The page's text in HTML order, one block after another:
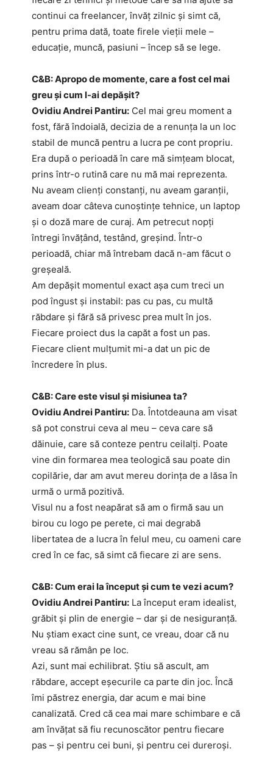
continui ca freelancer, învăț zilnic și simt că,
pentru prima dată, toate firele vieții mele –
educație, muncă, pasiuni – încep să se lege.
C&B: Apropo de momente, care a fost cel mai
greu și cum l-ai depășit?
Ovidiu Andrei Pantiru: Cel mai greu moment a
fost, fără îndoială, decizia de a renunța la un loc
stabil de muncă pentru a lucra pe cont propriu.
Era după o perioadă în care mă simțeam blocat,
prins într-o rutină care nu mă mai reprezenta.
Nu aveam clienți constanți, nu aveam garanții,
aveam doar câteva cunoștințe tehnice, un laptop
și o doză mare de curaj. Am petrecut nopți
întregi învățând, testând, greșind. Într-o
perioadă, chiar mă întrebam dacă n-am făcut o
greșeală.
Am depășit momentul exact așa cum treci un
pod îngust și instabil: pas cu pas, cu multă
răbdare și fără să privesc prea mult în jos.
Fiecare proiect dus la capăt a fost un pas.
Fiecare client mulțumit mi-a dat un pic de
încredere în plus.
C&B: Care este visul și misiunea ta?
Ovidiu Andrei Pantiru: Da. Întotdeauna am visat
să pot construi ceva al meu – ceva care să
dăinuie, care să conteze pentru ceilalți. Poate
vine din formarea mea teologică sau poate din
copilărie, dar am avut mereu dorința de a lăsa în
urmă o urmă pozitivă.
Visul nu a fost neapărat să am o firmă sau un
birou cu logo pe perete, ci mai degrabă
libertatea de a lucra în felul meu, cu oameni care
cred în ce fac, să simt că fiecare zi are sens.
C&B: Cum erai la început și cum te vezi acum?
Ovidiu Andrei Pantiru: La început eram idealist,
grăbit și plin de energie – dar și de nesiguranță.
Nu știam exact cine sunt, ce vreau, doar că nu
vreau să rămân pe loc.
Azi, sunt mai echilibrat. Știu să ascult, am
răbdare, accept eșecurile ca parte din joc. Încă
îmi păstrez energia, dar acum e mai bine
canalizată. Cred că cea mai mare schimbare e că
am învățat să fiu recunoscător pentru fiecare
pas – și pentru cei buni, și pentru cei dureroși.